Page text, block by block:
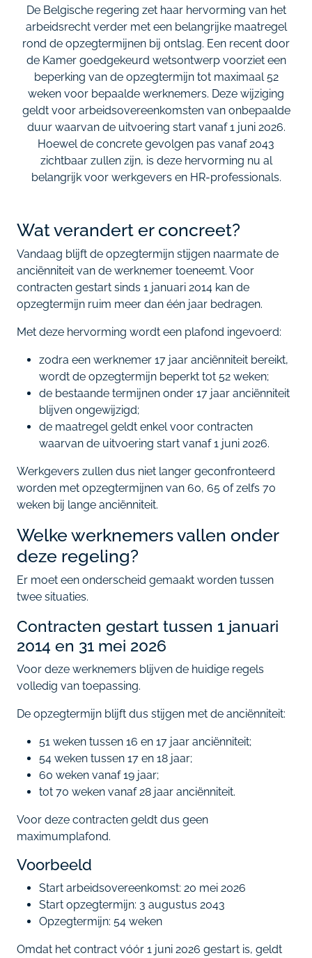
De Belgische regering zet haar hervorming van het
arbeidsrecht verder met een belangrijke maatregel
rond de opzegtermijnen bij ontslag. Een recent door
de Kamer goedgekeurd wetsontwerp voorziet een
beperking van de opzegtermijn tot maximaal 52
weken voor bepaalde werknemers. Deze wijziging
geldt voor arbeidsovereenkomsten van onbepaalde
duur waarvan de uitvoering start vanaf 1 juni 2026.
Hoewel de concrete gevolgen pas vanaf 2043
zichtbaar zullen zijn, is deze hervorming nu al
belangrijk voor werkgevers en HR-professionals.
Wat verandert er concreet?
Vandaag blijft de opzegtermijn stijgen naarmate de
anciënniteit van de werknemer toeneemt. Voor
contracten gestart sinds 1 januari 2014 kan de
opzegtermijn ruim meer dan één jaar bedragen.
Met deze hervorming wordt een plafond ingevoerd:
zodra een werknemer 17 jaar anciënniteit bereikt,
wordt de opzegtermijn beperkt tot 52 weken;
de bestaande termijnen onder 17 jaar anciënniteit
blijven ongewijzigd;
de maatregel geldt enkel voor contracten
waarvan de uitvoering start vanaf 1 juni 2026.
Werkgevers zullen dus niet langer geconfronteerd
worden met opzegtermijnen van 60, 65 of zelfs 70
weken bij lange anciënniteit.
Welke werknemers vallen onder
deze regeling?
Er moet een onderscheid gemaakt worden tussen
twee situaties.
Contracten gestart tussen 1 januari
2014 en 31 mei 2026
Voor deze werknemers blijven de huidige regels
volledig van toepassing.
De opzegtermijn blijft dus stijgen met de anciënniteit:
51 weken tussen 16 en 17 jaar anciënniteit;
54 weken tussen 17 en 18 jaar;
60 weken vanaf 19 jaar;
tot 70 weken vanaf 28 jaar anciënniteit.
Voor deze contracten geldt dus geen
maximumplafond.
Voorbeeld
Start arbeidsovereenkomst: 20 mei 2026
Start opzegtermijn: 3 augustus 2043
Opzegtermijn: 54 weken
Omdat het contract vóór 1 juni 2026 gestart is, geldt